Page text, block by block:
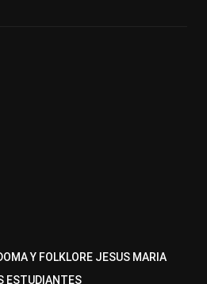
Y FOLKLORE JESUS MARIA
ESTUDIANTES